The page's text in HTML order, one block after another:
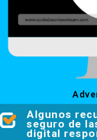
Algunos
seguro de
digital